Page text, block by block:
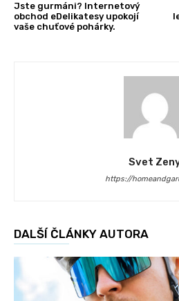
Jste gurmáni? Internetový
obchod eDelikatesy upokojí
vaše chuťové pohárky.
Svet
https://
DALŠÍ ČLÁNKY AUTORA